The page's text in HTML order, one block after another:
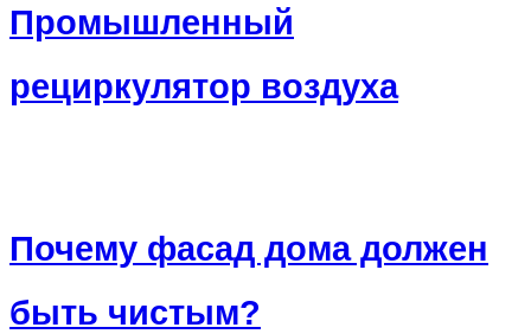
Промышленный
рециркулятор воздуха
Почему фасад дома должен
быть чистым?